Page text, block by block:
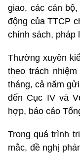
giao, các cán
động của TTCP
chính sách, pháp
Thường xuyên
theo trách
tháng, cả năm
đến Cục IV và
hợp, báo cáo
Trong quá trình
mắc, đề nghị